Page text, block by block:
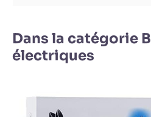
Dans la catégorie
électriques